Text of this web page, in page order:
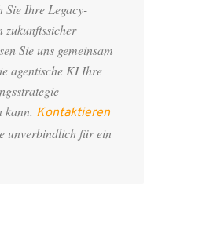
Sie Ihre Legacy-
zukunftssicher
Sie uns gemeinsam
agentische KI Ihre
kann. Kontaktieren
unverbindlich für ein